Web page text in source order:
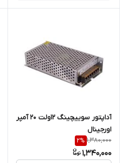
آداپتور سوییچینگ 12ولت 20 آمپر
اورجینال
1,380,000
2%
1,340,000